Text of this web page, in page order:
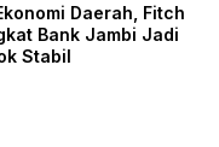
Daerah, Fitch
Bank Jambi Jadi
Stabil